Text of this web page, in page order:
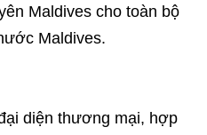
Maldives cho toàn bộ
Maldives.
diện thương mại, hợp